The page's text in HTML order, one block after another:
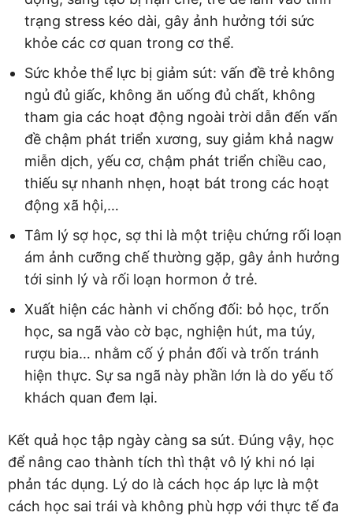
trạng stress kéo dài, gây ảnh hưởng tới sức
khỏe các cơ quan trong cơ thể.
Sức khỏe thể lực bị giảm sút: vấn đề trẻ không
ngủ đủ giấc, không ăn uống đủ chất, không
tham gia các hoạt động ngoài trời dẫn đến vấn
đề chậm phát triển xương, suy giảm khả nagw
miễn dịch, yếu cơ, chậm phát triển chiều cao,
thiếu sự nhanh nhẹn, hoạt bát trong các hoạt
động xã hội,…
Tâm lý sợ học, sợ thi là một triệu chứng rối loạn
ám ảnh cưỡng chế thường gặp, gây ảnh hưởng
tới sinh lý và rối loạn hormon ở trẻ.
Xuất hiện các hành vi chống đối: bỏ học, trốn
học, sa ngã vào cờ bạc, nghiện hút, ma túy,
rượu bia… nhằm cố ý phản đối và trốn tránh
hiện thực. Sự sa ngã này phần lớn là do yếu tố
khách quan đem lại.
Kết quả học tập ngày càng sa sút. Đúng vậy, học
để nâng cao thành tích thì thật vô lý khi nó lại
phản tác dụng. Lý do là cách học áp lực là một
cách học sai trái và không phù hợp với thực tế đa